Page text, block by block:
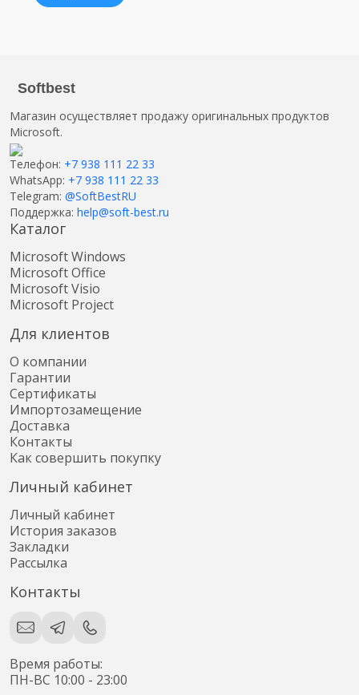
Softbest
Магазин осуществляет продажу оригинальных продуктов
Microsoft.
Телефон: +7 938 111 22 33
WhatsApp: +7 938 111 22 33
Telegram: @SoftBestRU
Поддержка: help@soft-best.ru
Каталог
Microsoft Windows
Microsoft Office
Microsoft Visio
Microsoft Project
Для клиентов
О компании
Гарантии
Сертификаты
Импортозамещение
Доставка
Контакты
Как совершить покупку
Личный кабинет
Личный кабинет
История заказов
Закладки
Рассылка
Контакты
Время работы:
ПН-ВС 10:00 - 23:00